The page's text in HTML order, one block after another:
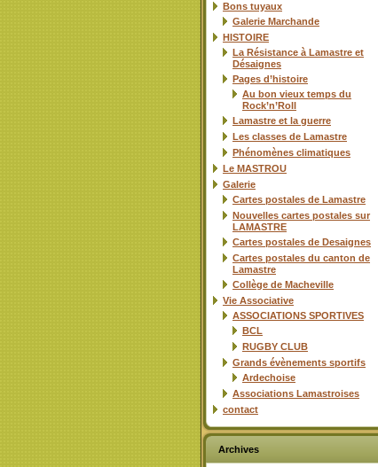
Bons tuyaux
Galerie Marchande
HISTOIRE
La Résistance à Lamastre et
Désaignes
Pages d’histoire
Au bon vieux temps du
Rock’n’Roll
Lamastre et la guerre
Les classes de Lamastre
Phénomènes climatiques
Le MASTROU
Galerie
Cartes postales de Lamastre
Nouvelles cartes postales sur
LAMASTRE
Cartes postales de Desaignes
Cartes postales du canton de
Lamastre
Collège de Macheville
Vie Associative
ASSOCIATIONS SPORTIVES
BCL
RUGBY CLUB
Grands évènements sportifs
Ardechoise
Associations Lamastroises
contact
Archives